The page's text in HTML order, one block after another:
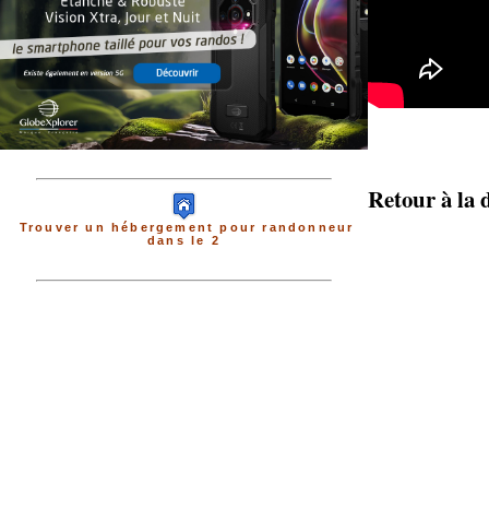
Trouver un hébergement pour randonneur
dans le 2
Retour à la